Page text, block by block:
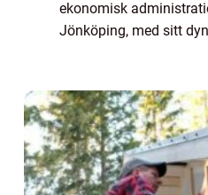
ekonomisk
Jönköping, med sitt